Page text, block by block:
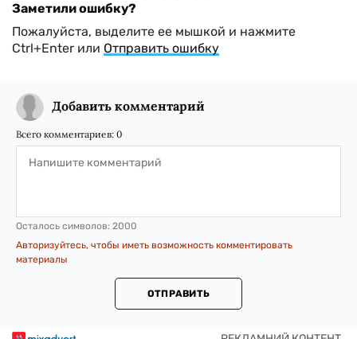
Заметили ошибку?
Пожалуйста, выделите ее мышкой и нажмите
Ctrl+Enter или Отправить ошибку
Добавить комментарий
Всего комментариев: 0
Осталось символов: 2000
Авторизуйтесь, чтобы иметь возможность комментировать
материалы
ОТПРАВИТЬ